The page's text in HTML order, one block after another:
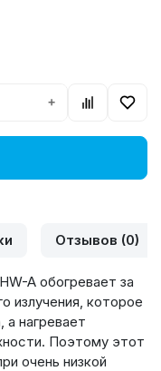
+
Отзывов (0)
A обогревает за
излучения, которое
нагревает
Поэтому этот
очень низкой